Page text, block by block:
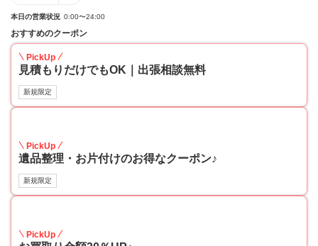
本日の営業状況 0:00〜24:00
おすすめのクーポン
PickUp
見積もりだけでもOK｜出張相談無料
新規限定
PickUp
遺品整理・お片付けのお得なクーポン♪
新規限定
PickUp